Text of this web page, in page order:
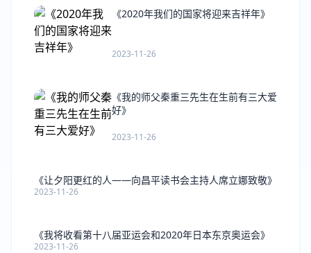
《2020年我们的国家将迎来吉祥年》
2023-11-26
《我的师父秦重三先生在生前有三大爱
好》
2023-11-26
《让夕阳更红的人――向昌平读书会主持人席立娜致敬》
2023-11-26
《我将收看第十八届亚运会和2020年日本东京奥运会》
2023-11-26